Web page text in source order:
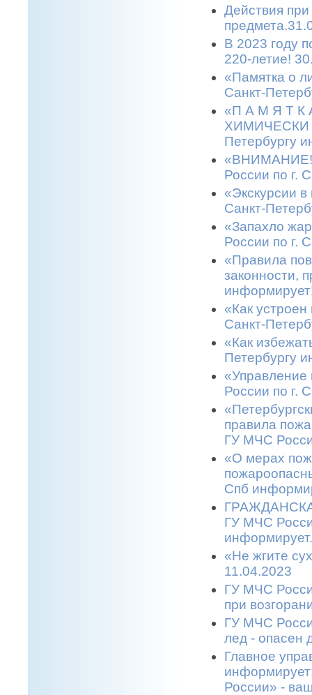
Действия
В 2023 году
220-летие!
«Памятка о
Санкт-
«П А М Я Т
ХИМИЧЕСКИ
Петербургу
«ВНИМАНИЕ!
России по г.
«Экскурсии
Санкт-
«Запахло
России по г.
«Правила
законности,
«Как
Санкт-
«Как
Петербургу
«Управление
России по г.
правила
ГУ МЧС
«О мерах
Спб
ГУ МЧС
«Не жгите
11.04.2023
ГУ МЧС
при
ГУ МЧС
лед - опасен
Главное
России» -